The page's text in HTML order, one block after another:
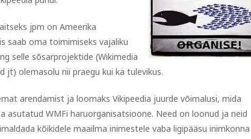
jpm on Ameerika
saab oma toimimiseks vajaliku
selle sõsarprojektide (Wikimedia
jt) olemasolu nii praegu kui ka tulevikus.
arendamist ja loomaks Vikipeedia juurde võimalusi, mida
asutatud WMFi haruorganisatsioone. Need on loonud ja neid
kõikidele maailma inimestele vaba ligipääsu inimkonna